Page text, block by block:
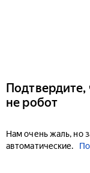
Подтвердите,
не робот
Нам очень жаль, но
автоматические.